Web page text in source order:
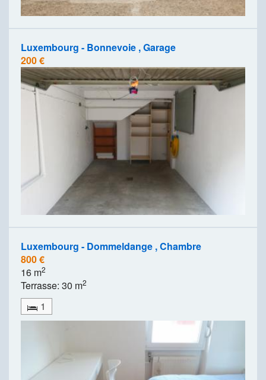
Luxembourg - Bonnevoie , Garage
200 €
Luxembourg - Dommeldange , Chambre
800 €
16 m2
Terrasse: 30 m2
1